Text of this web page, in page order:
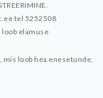
tel 5252508
loob elamuse
loob hea enesetunde,